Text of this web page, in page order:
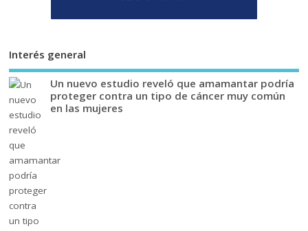
Interés general
Un nuevo estudio reveló que amamantar podría
proteger contra un tipo de cáncer muy común
en las mujeres